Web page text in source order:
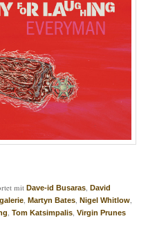
mit Dave-id Busaras ,David
,Martyn Bates ,Nigel Whitlow
,Tom Katsimpalis ,Virgin Prunes